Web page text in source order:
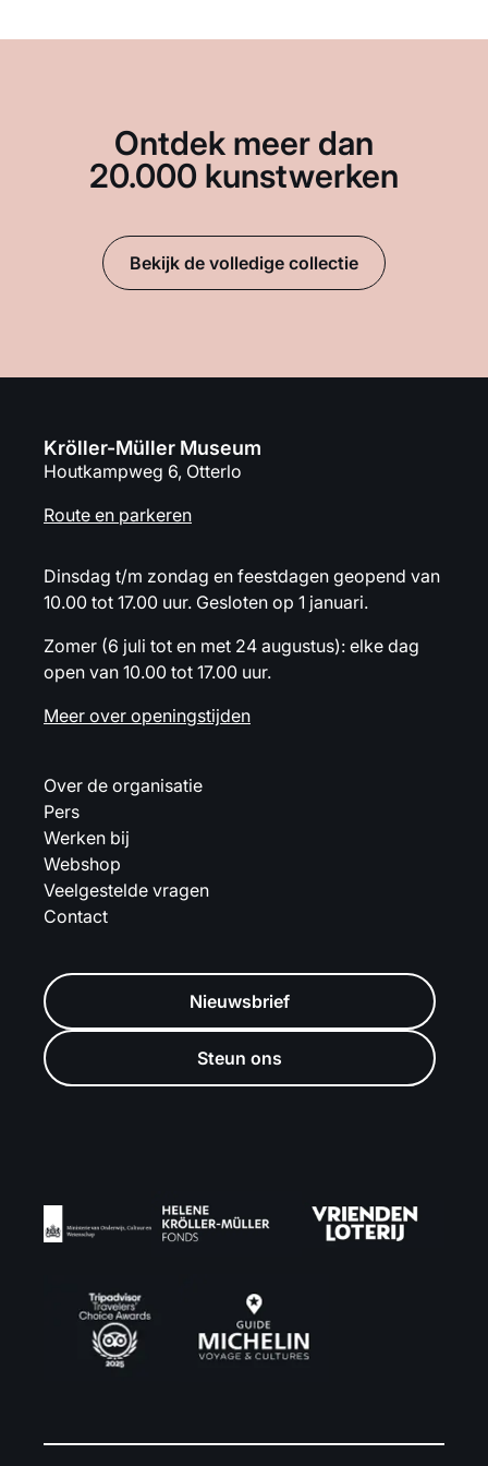
Ontdek meer dan
20.000 kunstwerken
Bekijk de volledige collectie
Kröller-Müller Museum
Houtkampweg 6, Otterlo
Route en parkeren
Dinsdag t/m zondag en feestdagen geopend van
10.00 tot 17.00 uur. Gesloten op 1 januari.
Zomer (6 juli tot en met 24 augustus): elke dag
open van 10.00 tot 17.00 uur.
Meer over openingstijden
Over de organisatie
Pers
Werken bij
Webshop
Veelgestelde vragen
Contact
Nieuwsbrief
Steun ons